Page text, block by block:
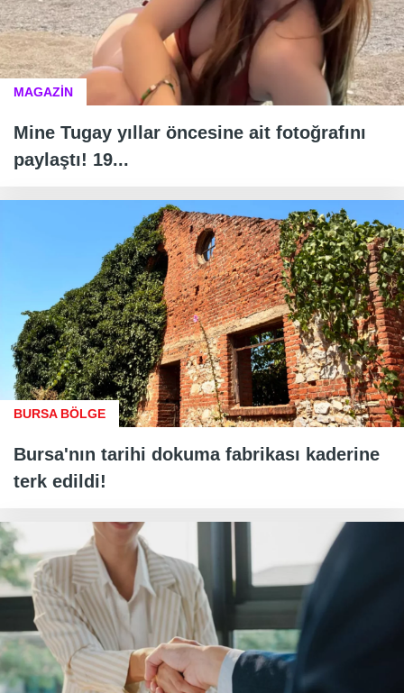
MAGAZİN
Mine Tugay yıllar öncesine ait fotoğrafını
paylaştı! 19...
BURSA BÖLGE
Bursa'nın tarihi dokuma fabrikası kaderine
terk edildi!